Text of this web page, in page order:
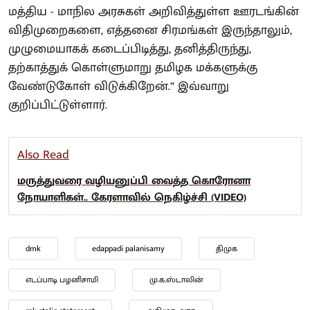
மத்திய - மாநில அரசுகள் அறிவித்துள்ள ஊரடங்கின்
விதிமுறைகளை, எத்தனை சிரமங்கள் இருந்தாலும்,
முழுமையாகக் கடைப்பிடித்து, தனித்திருந்து,
தற்காத்துக் கொள்ளுமாறு தமிழக மக்களுக்கு
வேண்டுகோள் விடுக்கிறேன்.” இவ்வாறு
குறிப்பிட்டுள்ளார்.
Also Read
மருத்துவரை வழியனுப்பி வைத்த கொரோனா
நோயாளிகள்.. கேரளாவில் நெகிழ்ச்சி (VIDEO)
dmk edappadi palanisamy திமுக
எடப்பாடி பழனிசாமி மு.க.ஸ்டாலின்